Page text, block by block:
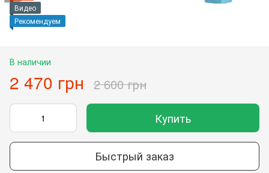
Видео
Рекомендуем
В наличии
2 470 грн 2 600 грн
Купить
Быстрый заказ